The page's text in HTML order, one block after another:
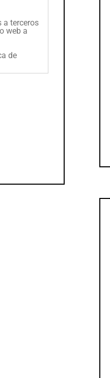
a terceros
web a
de